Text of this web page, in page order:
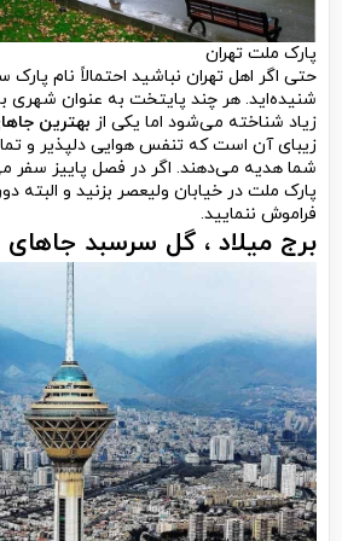
پارک ملت تهران
حتی اگر اهل تهران نباشید احتمالاً نام پارک
شنیده‌اید. هر چند پایتخت به عنوان شهری
زیاد شناخته می‌شود اما یکی از بهترین
زیبای آن است که تنفس هوایی دلپذیر و
شما هدیه می‌دهند. اگر در فصل پاییز سفر
پارک ملت در خیابان ولیعصر بزنید و البته
فراموش ننمایید.
برج میلاد ، گل سرسبد جاهای